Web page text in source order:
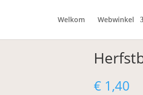
Welkom Webwinkel
€1,40